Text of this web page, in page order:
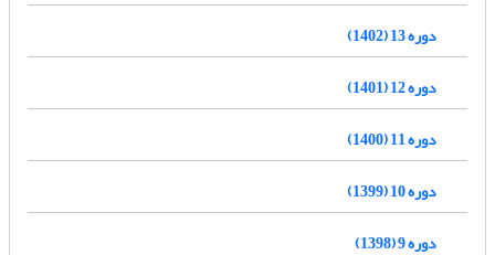
دوره 13 (1402)
دوره 12 (1401)
دوره 11 (1400)
دوره 10 (1399)
دوره 9 (1398)